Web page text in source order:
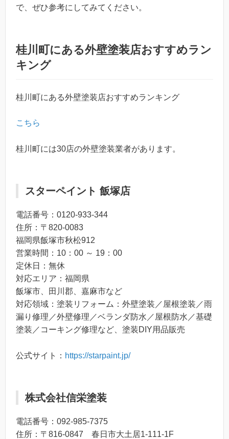
で、ぜひ参考にしてみてください。
桂川町にある外壁塗装店おすすめラン
キング
桂川町にある外壁塗装店おすすめランキング
こちら
桂川町には30店の外壁塗装業者があります。
スターペイント 飯塚店
電話番号：0120-933-344
住所：〒820-0083
福岡県飯塚市秋松912
営業時間：10：00 ～ 19：00
定休日：無休
対応エリア：福岡県
飯塚市、田川郡、嘉麻市など
対応領域：塗装リフォーム：外壁塗装／屋根塗装／雨
漏り修理／外壁修理／ベランダ防水／屋根防水／基礎
塗装／コーキング修理など、塗装DIY用品販売
公式サイト： https://starpaint.jp/
株式会社信栄塗装
電話番号：092-985-7375
住所：〒816-0847 春日市大土居1-111-1F